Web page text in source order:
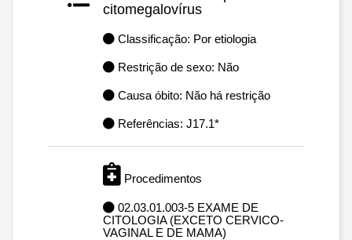
citomegalovírus
Classificação: Por etiologia
Restrição de sexo: Não
Causa óbito: Não há restrição
Referências: J17.1*
Procedimentos
02.03.01.003-5 EXAME DE
CITOLOGIA (EXCETO CERVICO-
VAGINAL E DE MAMA)